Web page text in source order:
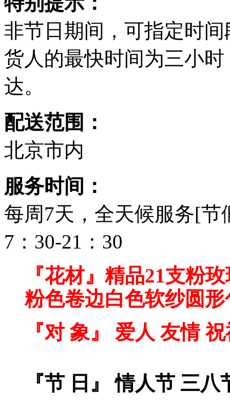
非节日期间，可指定时
货人的最快时间为三小
达。
配送范围：
北京市内
服务时间：
每周7天，全天候服务[
7：30-21：30
『花材』精品21支粉
粉色卷边白色软纱圆
『对 象』 爱人 友情
『节 日』 情人节 三